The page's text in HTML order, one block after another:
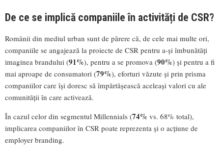
De ce se implică companiile în activități de CSR?
Românii din mediul urban sunt de părere că, de cele mai multe ori,
companiile se angajează la proiecte de CSR pentru a-și îmbunătăți
imaginea brandului (91%), pentru a se promova (90%) și pentru a fi
mai aproape de consumatori (79%), eforturi văzute și prin prisma
companiilor care își doresc să împărtășească aceleași valori cu ale
comunității în care activează.
În cazul celor din segmentul Millennials (74% vs. 68% total),
implicarea companiilor în CSR poate reprezenta și o acțiune de
employer branding.